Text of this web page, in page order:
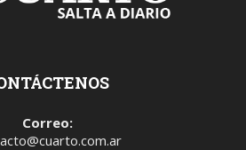
Correo: